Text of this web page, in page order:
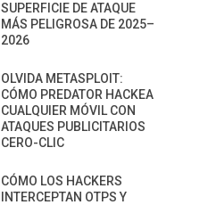
SUPERFICIE DE ATAQUE
MÁS PELIGROSA DE 2025–
2026
OLVIDA METASPLOIT:
CÓMO PREDATOR HACKEA
CUALQUIER MÓVIL CON
ATAQUES PUBLICITARIOS
CERO-CLIC
CÓMO LOS HACKERS
INTERCEPTAN OTPS Y